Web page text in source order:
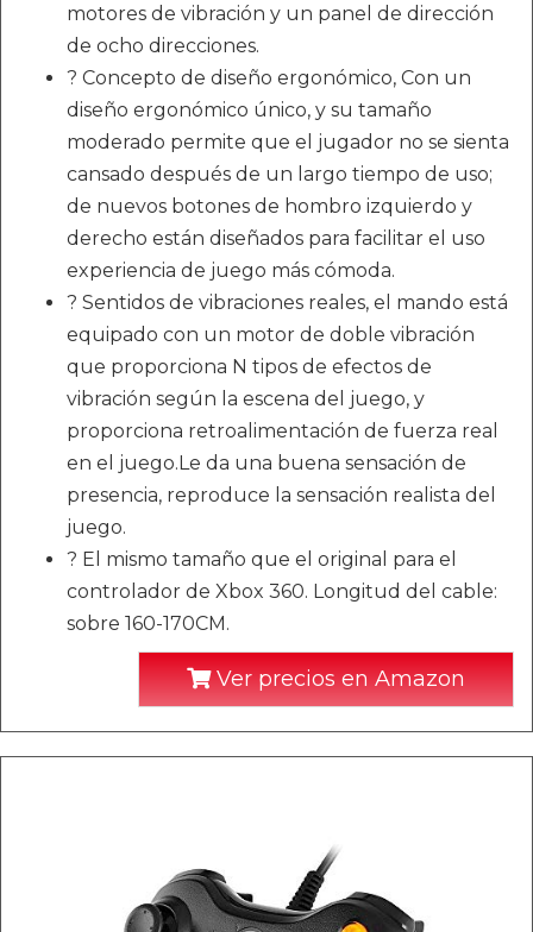
motores de vibración y un panel de dirección
de ocho direcciones.
? Concepto de diseño ergonómico, Con un
diseño ergonómico único, y su tamaño
moderado permite que el jugador no se sienta
cansado después de un largo tiempo de uso;
de nuevos botones de hombro izquierdo y
derecho están diseñados para facilitar el uso
experiencia de juego más cómoda.
? Sentidos de vibraciones reales, el mando está
equipado con un motor de doble vibración
que proporciona N tipos de efectos de
vibración según la escena del juego, y
proporciona retroalimentación de fuerza real
en el juego.Le da una buena sensación de
presencia, reproduce la sensación realista del
juego.
? El mismo tamaño que el original para el
controlador de Xbox 360. Longitud del cable:
sobre 160-170CM.
Ver precios en Amazon